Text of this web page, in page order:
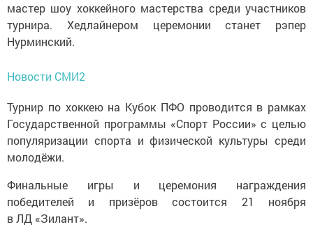
мастер шоу хоккейного мастерства среди участников
турнира. Хедлайнером церемонии станет рэпер
Нурминский.
Новости СМИ2
Турнир по хоккею на Кубок ПФО проводится в рамках
Государственной программы «Спорт России» с целью
популяризации спорта и физической культуры среди
молодёжи.
Финальные игры и церемония награждения
победителей и призёров состоится 21 ноября
в ЛД «Зилант».